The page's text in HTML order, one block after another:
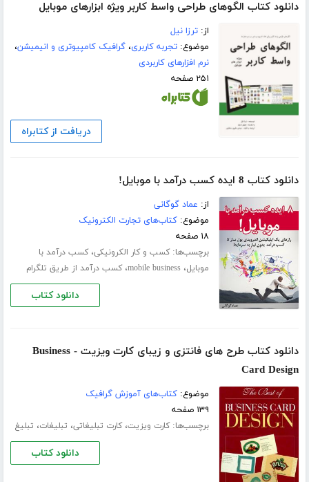
دانلود کتاب الگوهای طراحی واسط کاربر ویژه ابزارهای موبایل
از:ترزا نیل
موضوع:تجربه کاربری،گرافیک کامپیوتری و انیمیشن،
نرم افزارهای کاربردی
۲۵۱ صفحه
دریافت از کتابراه
دانلود کتاب 8 ایده کسب درآمد با موبایل!
از: عماد گوگانی
موضوع:کتاب‌های تجارت الکترونیک
۱۸ صفحه
برچسب‌ها:کسب و کار الکرونیکی،کسب درآمد با
موبایل،mobile business،کسب درآمد از طریق تلگرام
دانلود کتاب
دانلود کتاب طرح های فانتزی و زیبای کارت ویزیت - Business
Card Design
موضوع:کتاب‌های آموزش گرافیک
۱۳۹ صفحه
برچسب‌ها:کارت ویزیت،کارت تبلیغاتی، تبلیغات، تبلیغ
دانلود کتاب